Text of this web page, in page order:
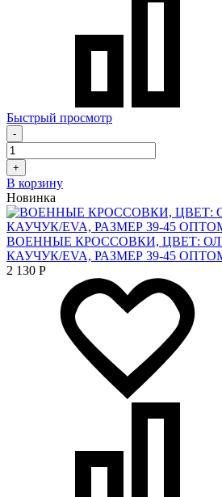
Быстрый просмотр
-
+
В корзину
Новинка
ВОЕННЫЕ КРОССОВКИ, ЦВЕТ:
КАУЧУК/EVA, РАЗМЕР 39-45
2 130 Р